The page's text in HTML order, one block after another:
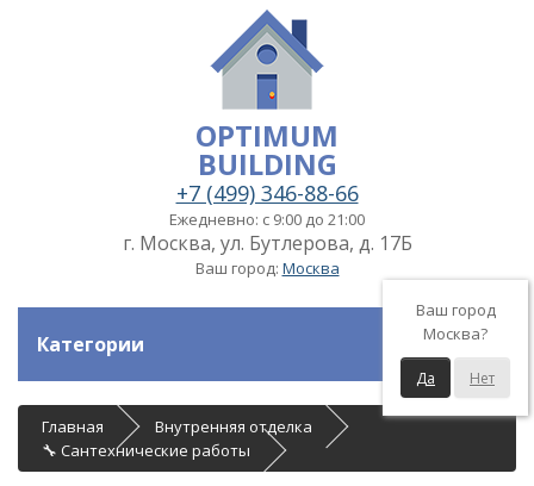
OPTIMUM
BUILDING
+7 (499) 346-88-66
Ежедневно: с 9:00 до 21:00
г. Москва, ул. Бутлерова, д. 17Б
Ваш город: Москва
Ваш город
Москва?
Да Нет
Категории
Главная
Внутренняя отделка
🔧 Сантехнические работы